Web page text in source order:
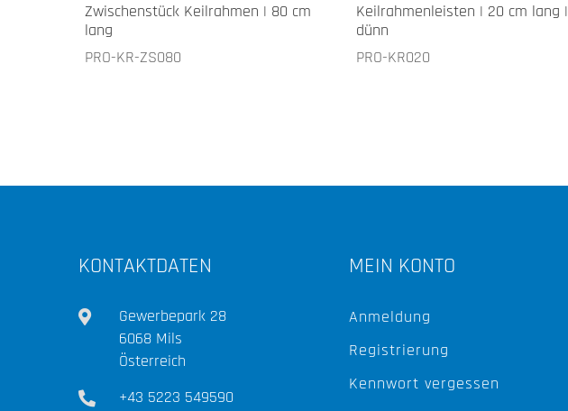
Zwischenstück Keilrahmen | 80 cm
lang
PRO-KR-ZS080
Keilrahmenleisten | 20 cm lang |
dünn
PRO-KR020
KONTAKTDATEN
Gewerbepark 28
6068 Mils
Österreich
+43 5223 549590
MEIN KONTO
Anmeldung
Registrierung
Kennwort vergessen